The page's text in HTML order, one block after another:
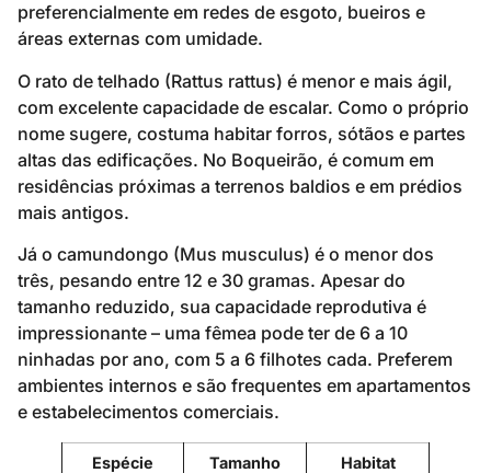
preferencialmente em redes de esgoto, bueiros e
áreas externas com umidade.
O rato de telhado (Rattus rattus) é menor e mais ágil,
com excelente capacidade de escalar. Como o próprio
nome sugere, costuma habitar forros, sótãos e partes
altas das edificações. No Boqueirão, é comum em
residências próximas a terrenos baldios e em prédios
mais antigos.
Já o camundongo (Mus musculus) é o menor dos
três, pesando entre 12 e 30 gramas. Apesar do
tamanho reduzido, sua capacidade reprodutiva é
impressionante – uma fêmea pode ter de 6 a 10
ninhadas por ano, com 5 a 6 filhotes cada. Preferem
ambientes internos e são frequentes em apartamentos
e estabelecimentos comerciais.
Espécie Tamanho
Habitat